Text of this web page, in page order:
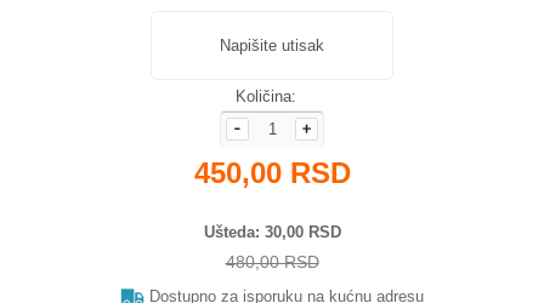
Napišite utisak
Količina:
450,00 RSD
Ušteda 30,00 RSD
480,00 RSD
Dostupno za isporuku na kućnu adresu